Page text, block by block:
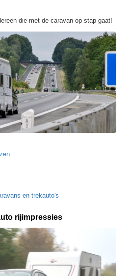
die met de caravan op stap gaat!
en trekauto's
rijimpressies